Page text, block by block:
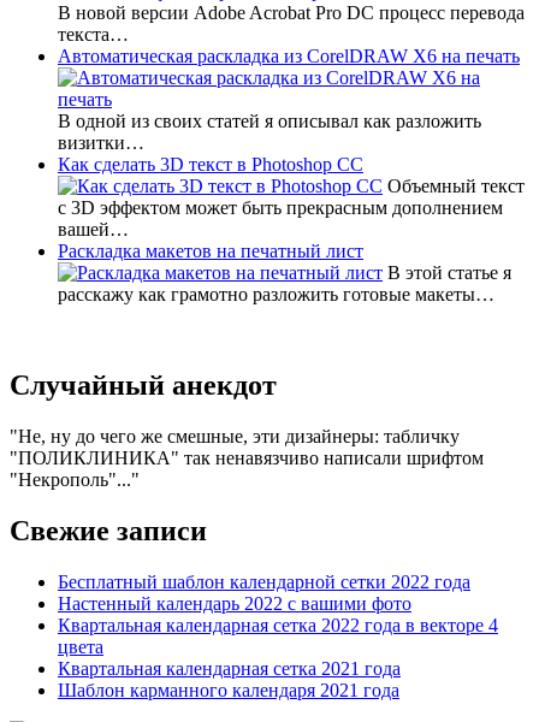
В новой версии Adobe Acrobat Pro DC процесс перевода
текста…
Автоматическая раскладка из CorelDRAW X6 на печать
В одной из своих статей я описывал как разложить
визитки…
Как сделать 3D текст в Photoshop CC
Объемный текст
с 3D эффектом может быть прекрасным дополнением
вашей…
Раскладка макетов на печатный лист
В этой статье я
расскажу как грамотно разложить готовые макеты…
Случайный анекдот
Не, ну до чего же смешные, эти дизайнеры: табличку
"ПОЛИКЛИНИКА" так ненавязчиво написали шрифтом
"Некрополь"...
Свежие записи
Бесплатный шаблон календарной сетки 2022 года
Настенный календарь 2022 с вашими фото
Квартальная календарная сетка 2022 года в векторе 4
цвета
Квартальная календарная сетка 2021 года
Шаблон карманного календаря 2021 года